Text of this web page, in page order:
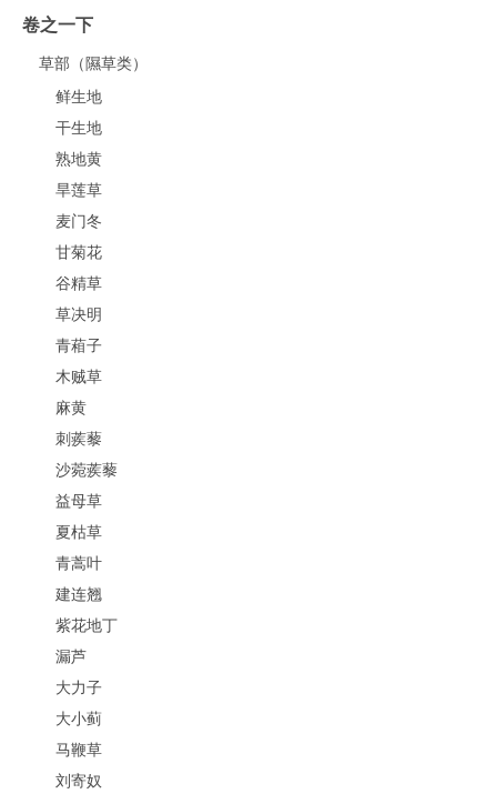
卷之一下
草部（隰草类）
鲜生地
干生地
熟地黄
旱莲草
麦门冬
甘菊花
谷精草
草决明
青葙子
木贼草
麻黄
刺蒺藜
沙菀蒺藜
益母草
夏枯草
青蒿叶
建连翘
紫花地丁
漏芦
大力子
大小蓟
马鞭草
刘寄奴